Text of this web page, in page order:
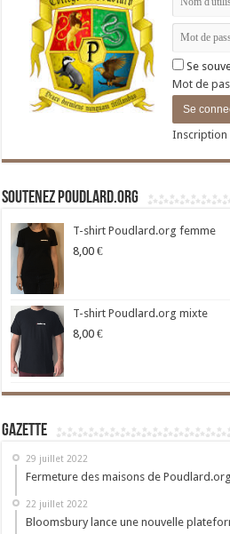
Se
Mot de
Inscription
Soutenez Poudlard.org
T-shirt Poudlard.org femme
8,00 €
T-shirt Poudlard.org mixte
8,00 €
Gazette
29 juillet 2022
Fermeture des maisons de Poudlard.org
22 juillet 2022
Bloomsbury lance une nouvelle